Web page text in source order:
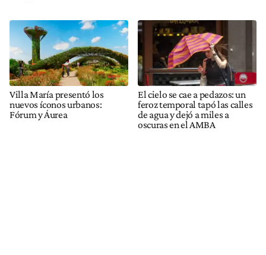
Villa María presentó los
nuevos íconos urbanos:
Fórum y Áurea
El cielo se cae a pedazos: un
feroz temporal tapó las calles
de agua y dejó a miles a
oscuras en el AMBA